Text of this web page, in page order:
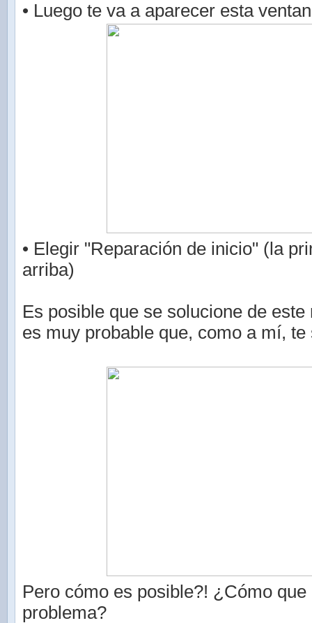
• Luego te va a aparecer esta
• Elegir "Reparación de inicio" (la
arriba)
Es posible que se solucione de
es muy probable que, como a mí,
Pero cómo es posible?! ¿Cómo que
problema?